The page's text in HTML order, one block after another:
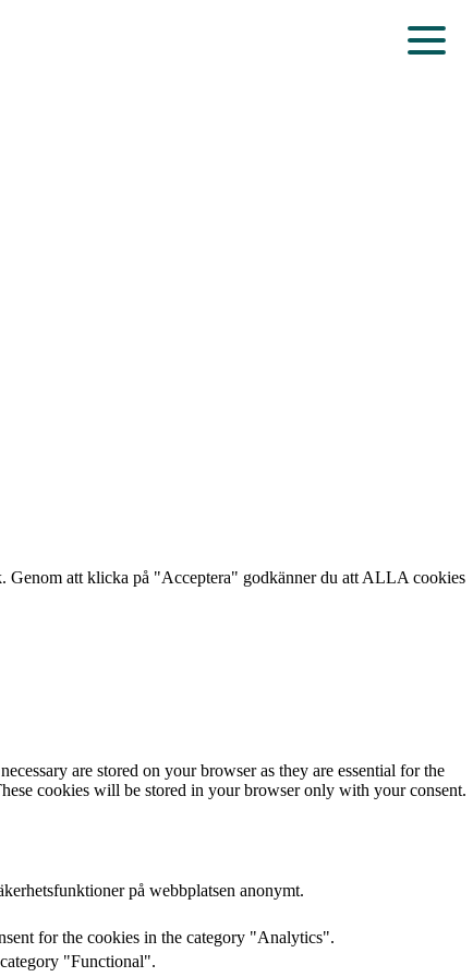
Genom att klicka på "Acceptera" godkänner du att ALLA cookies
are stored on your browser as they are essential for the
cookies will be stored in your browser only with your consent.
på webbplatsen anonymt.
for the cookies in the category "Analytics".
"Functional".